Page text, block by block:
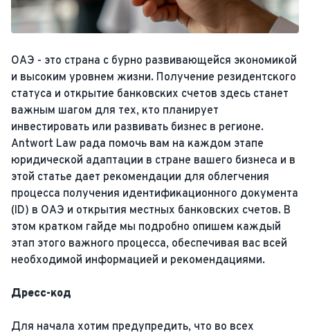
ОАЭ - это страна с бурно развивающейся экономикой
и высоким уровнем жизни. Получение резидентского
статуса и открытие банковских счетов здесь станет
важным шагом для тех, кто планирует
инвестировать или развивать бизнес в регионе.
Antwort Law рада помочь вам на каждом этапе
юридической адаптации в стране вашего бизнеса и в
этой статье дает рекомендации для облегчения
процесса получения идентификационного документа
(ID) в ОАЭ и открытия местных банковских счетов. В
этом кратком гайде мы подробно опишем каждый
этап этого важного процесса, обеспечивая вас всей
необходимой информацией и рекомендациями.
Дресс-код
Для начала хотим предупредить, что во всех